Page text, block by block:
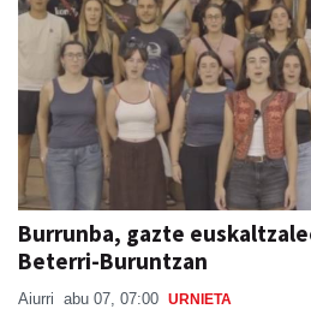
Burrunba, gazte
Beterri-Buruntzan
Aiurri abu 07, 07:00 URNIETA